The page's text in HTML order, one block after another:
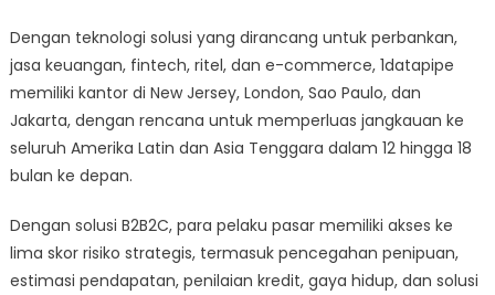
Dengan teknologi solusi yang dirancang untuk perbankan,
jasa keuangan, fintech, ritel, dan e-commerce, 1datapipe
memiliki kantor di New Jersey, London, Sao Paulo, dan
Jakarta, dengan rencana untuk memperluas jangkauan ke
seluruh Amerika Latin dan Asia Tenggara dalam 12 hingga 18
bulan ke depan.
Dengan solusi B2B2C, para pelaku pasar memiliki akses ke
lima skor risiko strategis, termasuk pencegahan penipuan,
estimasi pendapatan, penilaian kredit, gaya hidup, dan solusi